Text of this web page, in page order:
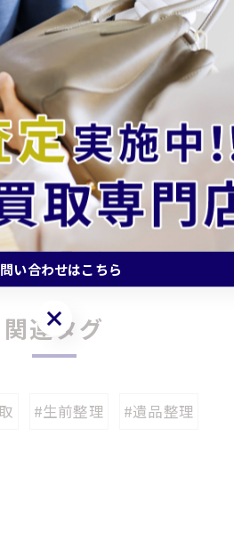
。皆様のご来店を心よりお待
#買取店#無料査定#出張買
#アクセサリー買取#記念硬
一覧に戻る
関連タグ
#生前整理 #遺品整理
問い合わせはこちら
い合わせはこちら